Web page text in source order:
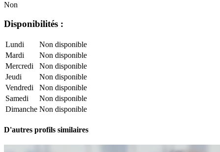
Non
Disponibilités :
Lundi
Non disponible
Mardi
Non disponible
Mercredi
Non disponible
Jeudi
Non disponible
Vendredi
Non disponible
Samedi
Non disponible
Dimanche Non disponible
D'autres profils similaires